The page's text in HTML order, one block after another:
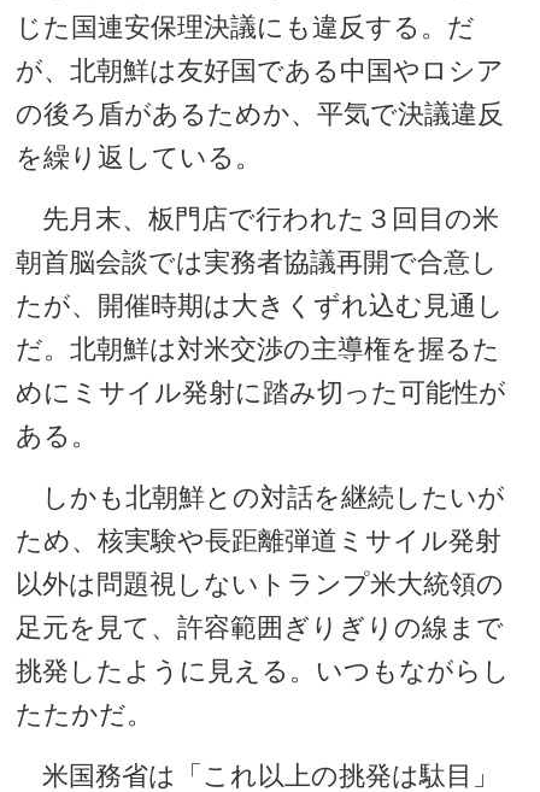
じた国連安保理決議にも違反する。だ
が、北朝鮮は友好国である中国やロシア
の後ろ盾があるためか、平気で決議違反
を繰り返している。
先月末、板門店で行われた３回目の米
朝首脳会談では実務者協議再開で合意し
たが、開催時期は大きくずれ込む見通し
だ。北朝鮮は対米交渉の主導権を握るた
めにミサイル発射に踏み切った可能性が
ある。
しかも北朝鮮との対話を継続したいが
ため、核実験や長距離弾道ミサイル発射
以外は問題視しないトランプ米大統領の
足元を見て、許容範囲ぎりぎりの線まで
挑発したように見える。いつもながらし
たたかだ。
米国務省は「これ以上の挑発は駄目」